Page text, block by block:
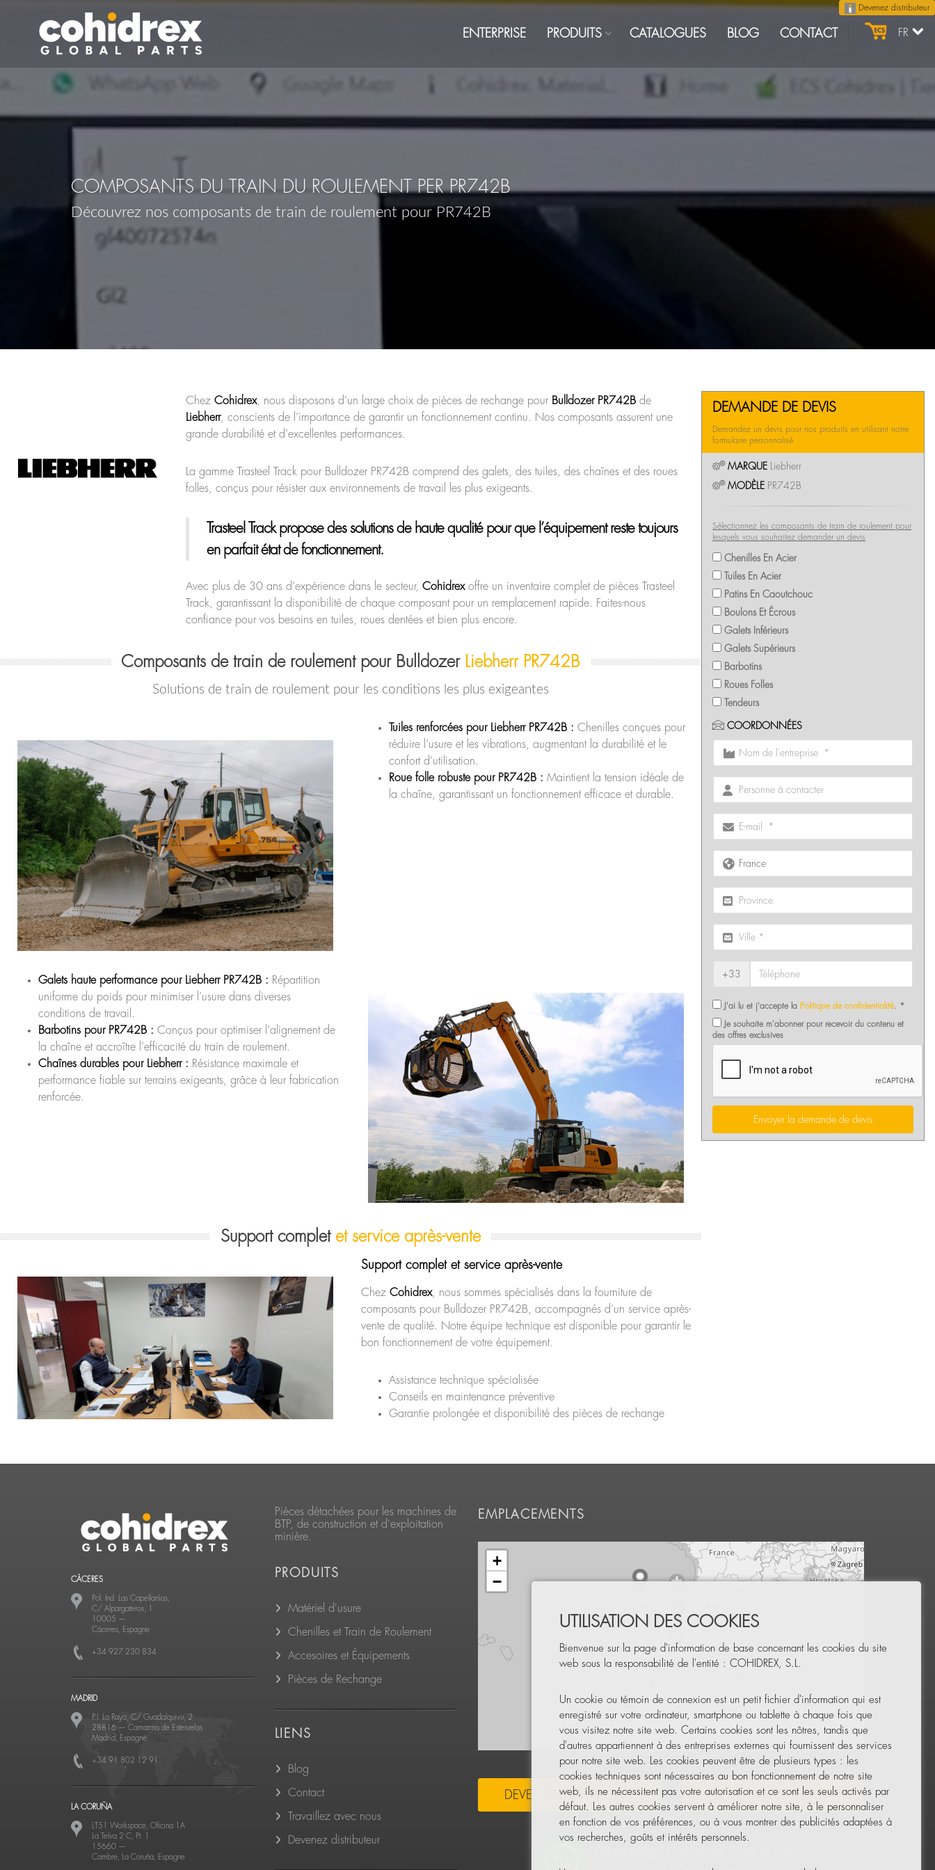
Devenez distributeur
FR
ENTERPRISE PRODUITS CATALOGUES BLOG CONTACT
COMPOSANTS DU TRAIN DU ROULEMENT PER PR742B
Découvrez nos composants de train de roulement pour PR742B
Chez Cohidrex, nous disposons d’un large choix de pièces de rechange pour Bulldozer PR742B de
Liebherr, conscients de l’importance de garantir un fonctionnement continu. Nos composants assurent une
grande durabilité et d’excellentes performances.
La gamme Trasteel Track pour Bulldozer PR742B comprend des galets, des tuiles, des chaînes et des roues
folles, conçus pour résister aux environnements de travail les plus exigeants.
Trasteel Trackpropose des solutions de haute qualité pour que l’équipement reste toujours
en parfait état de fonctionnement.
Avec plus de 30 ans d’expérience dans le secteur, Cohidrexoffre un inventaire complet de pièces Trasteel
Track, garantissant la disponibilité de chaque composant pour un remplacement rapide. Faites-nous
confiance pour vos besoins en tuiles, roues dentées et bien plus encore.
Composants de train de roulement pour Bulldozer Liebherr PR742B
Solutions de train de roulement pour les conditions les plus exigeantes
Tuiles renforcées pour Liebherr PR742B : Chenilles conçues pour
réduire l’usure et les vibrations, augmentant la durabilité et le
confort d’utilisation.
Roue folle robuste pour PR742B : Maintient la tension idéale de
la chaîne, garantissant un fonctionnement efficace et durable.
Galets haute performance pour Liebherr PR742B : Répartition
uniforme du poids pour minimiser l’usure dans diverses
conditions de travail.
Barbotins pour PR742B : Conçus pour optimiser l’alignement de
la chaîne et accroître l’efficacité du train de roulement.
Chaînes durables pour Liebherr : Résistance maximale et
performance fiable sur terrains exigeants, grâce à leur fabrication
renforcée.
Support complet et service après-vente
Support complet et service après-vente
Chez Cohidrex, nous sommes spécialisés dans la fourniture de
composants pour Bulldozer PR742B, accompagnés d’un service après-
vente de qualité. Notre équipe technique est disponible pour garantir le
bon fonctionnement de votre équipement.
Assistance technique spécialisée
Conseils en maintenance préventive
Garantie prolongée et disponibilité des pièces de rechange
DEMANDE DE DEVIS
Demandez un devis pour nos produits en utilisant notre
formulaire personnalisé
MARQUE Liebherr
MODÈLE PR742B
Sélectionnez les composants de train de roulement pour
lesquels vous souhaitez demander un devis
Chenilles En Acier
Tuiles En Acier
Patins En Caoutchouc
Boulons Et Écrous
Galets Inférieurs
Galets Supérieurs
Barbotins
Roues Folles
Tendeurs
COORDONNÉES
+33
J'ai lu et j'accepte la Politique de confidentialité. *
Je souhaite m'abonner pour recevoir du contenu et
des offres exclusives
Envoyer la demande de devis
CÁCERES
Pol. Ind. Las Capellanías,
C/ Alpargateros, 1
10005 —
Cáceres, Espagne
+34 927 230 834
MADRID
P.I. La Raya, C/ Guadalquivir, 2
28816 — Camarma de Esteruelas
Madrid, Espagne
+34 91 802 12 91
LA CORUÑA
LT51 Workspace, Oficina 1A
La Telva 2 C, Pt. 1
15660 —
Cambre, La Coruña, Espagne
Pièces détachées pour les machines de
BTP, de construction et d'exploitation
minière.
PRODUITS
Matériel d'usure
Chenilles et Train de Roulement
Accesoires et Équipements
Pièces de Rechange
LIENS
Blog
Contact
Travaillez avec nous
Devenez distributeur
EMPLACEMENTS
+
−
Leaflet|© OpenStreetMap
DEVENEZ DISTRIBUTEUR NEWSLETTER
UTILISATION DES COOKIES
Bienvenue sur la page d'information de base concernant les cookies du site
web sous la responsabilité de l'entité : COHIDREX, S.L.
Un cookie ou témoin de connexion est un petit fichier d'information qui est
enregistré sur votre ordinateur, smartphone ou tablette à chaque fois que
vous visitez notre site web. Certains cookies sont les nôtres, tandis que
d'autres appartiennent à des entreprises externes qui fournissent des services
pour notre site web. Les cookies peuvent être de plusieurs types : les
cookies techniques sont nécessaires au bon fonctionnement de notre site
web, ils ne nécessitent pas votre autorisation et ce sont les seuls activés par
défaut. Les autres cookies servent à améliorer notre site, à le personnaliser
en fonction de vos préférences, ou à vous montrer des publicités adaptées à
vos recherches, goûts et intérêts personnels.